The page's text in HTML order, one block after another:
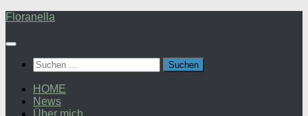
Zum
springen
Floranella
Suchen
nach:
HOME
News
Über mich